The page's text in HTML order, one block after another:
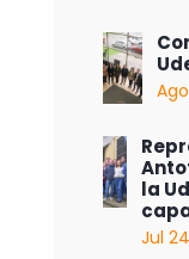
la
Jul